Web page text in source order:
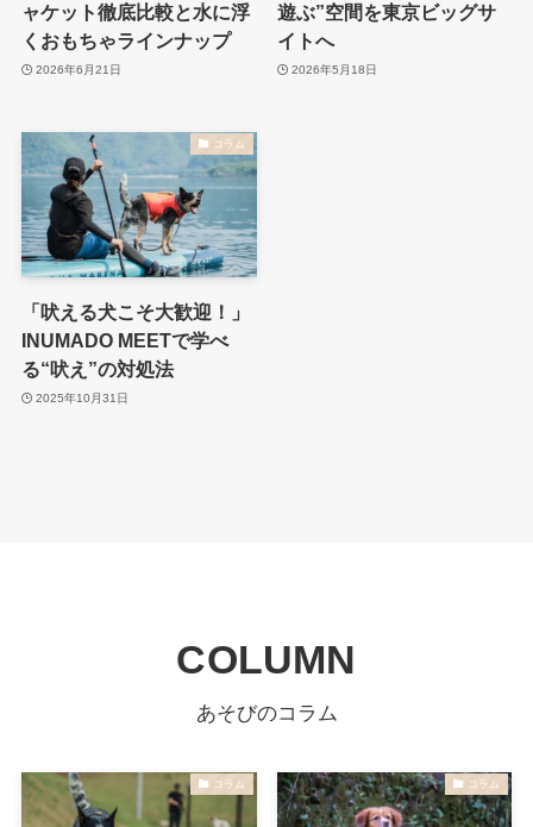
ャケット徹底比較と水に浮
くおもちゃラインナップ
2026年6月21日
遊ぶ”空間を東京ビッグサ
イトへ
2026年5月18日
コラム
「吠える犬こそ大歓迎！」
INUMADO MEETで学べ
る“吠え”の対処法
2025年10月31日
COLUMN
あそびのコラム
コラム コラム